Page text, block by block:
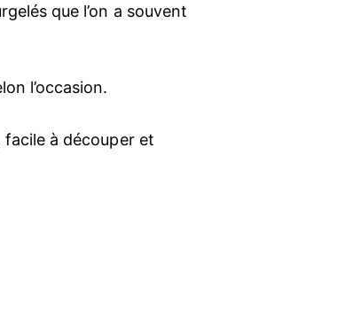
que l’on a souvent
l’occasion.
facile à découper et